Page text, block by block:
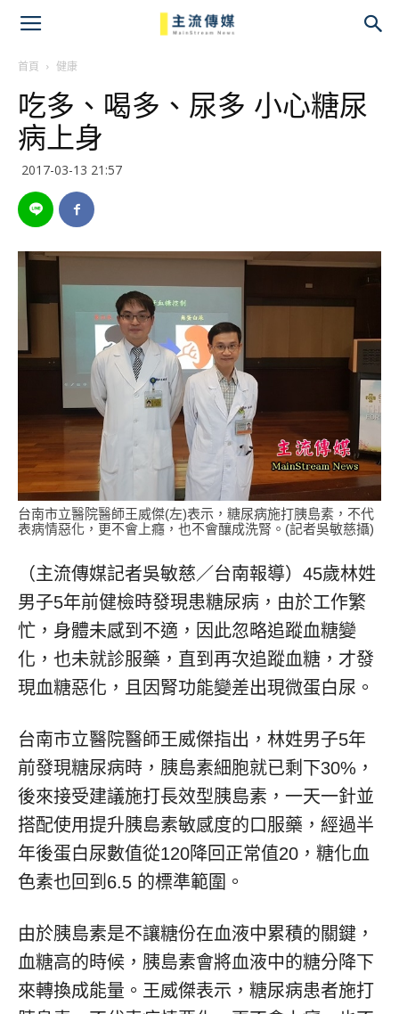
首頁 健康
吃多、喝多、尿多 小心糖尿
病上身
2017-03-13 21:57
台南市立醫院醫師王威傑(左)表示，糖尿病施打胰島素，不代
表病情惡化，更不會上癮，也不會釀成洗腎。(記者吳敏慈攝)
（主流傳媒記者吳敏慈／台南報導）45歲林姓
男子5年前健檢時發現患糖尿病，由於工作繁
忙，身體未感到不適，因此忽略追蹤血糖變
化，也未就診服藥，直到再次追蹤血糖，才發
現血糖惡化，且因腎功能變差出現微蛋白尿。
台南市立醫院醫師王威傑指出，林姓男子5年
前發現糖尿病時，胰島素細胞就已剩下30%，
後來接受建議施打長效型胰島素，一天一針並
搭配使用提升胰島素敏感度的口服藥，經過半
年後蛋白尿數值從120降回正常值20，糖化血
色素也回到6.5 的標準範圍。
由於胰島素是不讓糖份在血液中累積的關鍵，
血糖高的時候，胰島素會將血液中的糖分降下
來轉換成能量。王威傑表示，糖尿病患者施打